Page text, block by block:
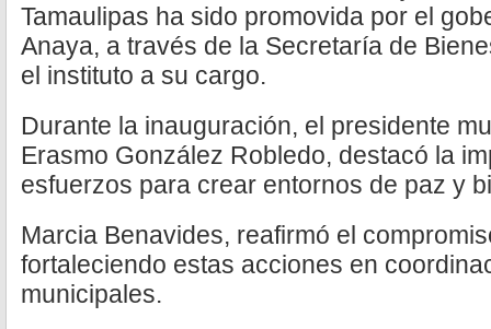
Tamaulipas ha sido promovida por el
Anaya, a través de la Secretaría de
el instituto a su cargo.
Durante la inauguración, el presidente
Erasmo González Robledo, destacó la
esfuerzos para crear entornos de paz y
Marcia Benavides, reafirmó el
fortaleciendo estas acciones en
municipales.